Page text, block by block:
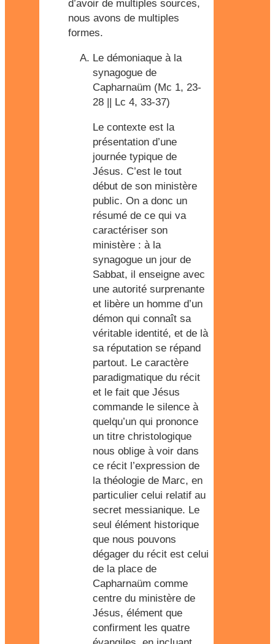
d’avoir de multiples sources,
nous avons de multiples
formes.
Le démoniaque à la
synagogue de
Capharnaüm (Mc 1, 23-
28 || Lc 4, 33-37)
Le contexte est la
présentation d’une
journée typique de
Jésus. C’est le tout
début de son ministère
public. On a donc un
résumé de ce qui va
caractériser son
ministère : à la
synagogue un jour de
Sabbat, il enseigne avec
une autorité surprenante
et libère un homme d’un
démon qui connaît sa
véritable identité, et de là
sa réputation se répand
partout. Le caractère
paradigmatique du récit
et le fait que Jésus
commande le silence à
quelqu’un qui prononce
un titre christologique
nous oblige à voir dans
ce récit l’expression de
la théologie de Marc, en
particulier celui relatif au
secret messianique. Le
seul élément historique
que nous pouvons
dégager du récit est celui
de la place de
Capharnaüm comme
centre du ministère de
Jésus, élément que
confirment les quatre